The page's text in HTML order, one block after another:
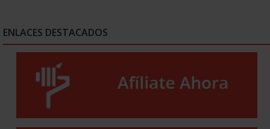
ENLACES DESTACADOS